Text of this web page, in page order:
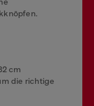
cm
die richtige